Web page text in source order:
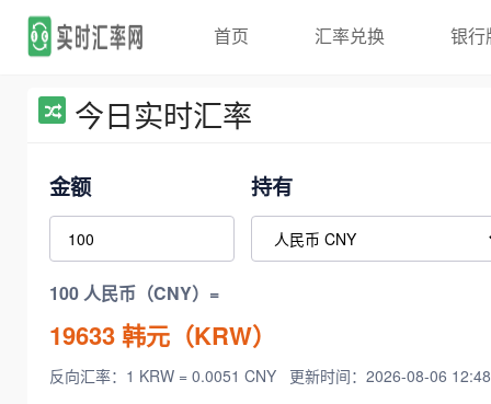
首页 汇率兑换 银行
今日实时汇率
金额 持有
100 人民币（CNY）=
19633韩元（KRW）
反向汇率：1 KRW = 0.0051 CNY 更新时间：2026-08-06